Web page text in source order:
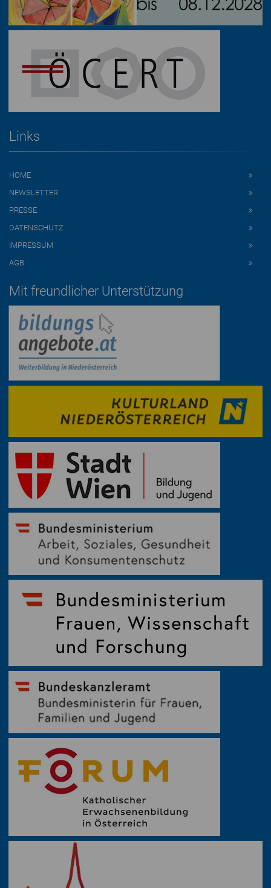
Links
HOME
NEWSLETTER
PRESSE
DATENSCHUTZ
IMPRESSUM
AGB
Mit freundlicher Unterstützung